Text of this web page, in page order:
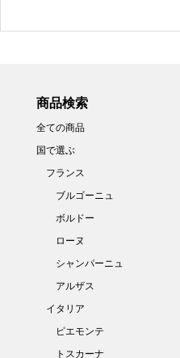
商品検索
全ての商品
国で選ぶ
フランス
ブルゴーニュ
ボルドー
ローヌ
シャンパーニュ
アルザス
イタリア
ピエモンテ
トスカーナ